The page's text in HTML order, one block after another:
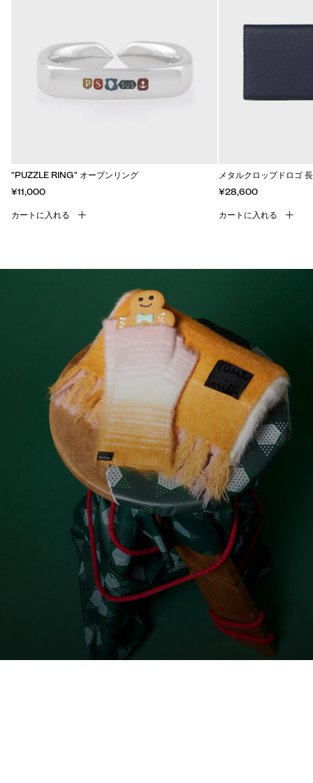
"PUZZLE RING" オープンリング
¥11,000
カートに入れる
メタルクロップドロゴ
¥28,600
カートに入れる